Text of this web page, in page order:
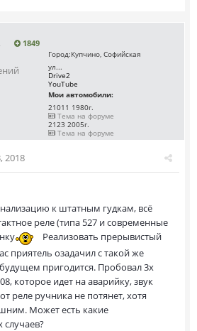
1849
Город:Купчино, Софийская
ул...
Drive2
YouTube
Мои автомобили:
21011 1980г.
Тема на форуме
2123 2005г.
Тема на форуме
2018
к штатным гудкам, всё
реле (типа 527 и современные
Реализовать прерывистый
приятель озадачил с такой же
пригодится. Пробовал 3х
которое идет на аварийку, звук
реле ручника не потянет, хотя
Может есть какие
случаев?